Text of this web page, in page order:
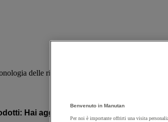
delle ricerche
Hai aggiunto al tuo carrello un
Benvenuto in Manutan
Per noi è importante offrirti una visita